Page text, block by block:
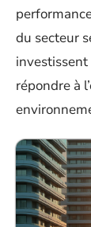
du secteur
répondre à